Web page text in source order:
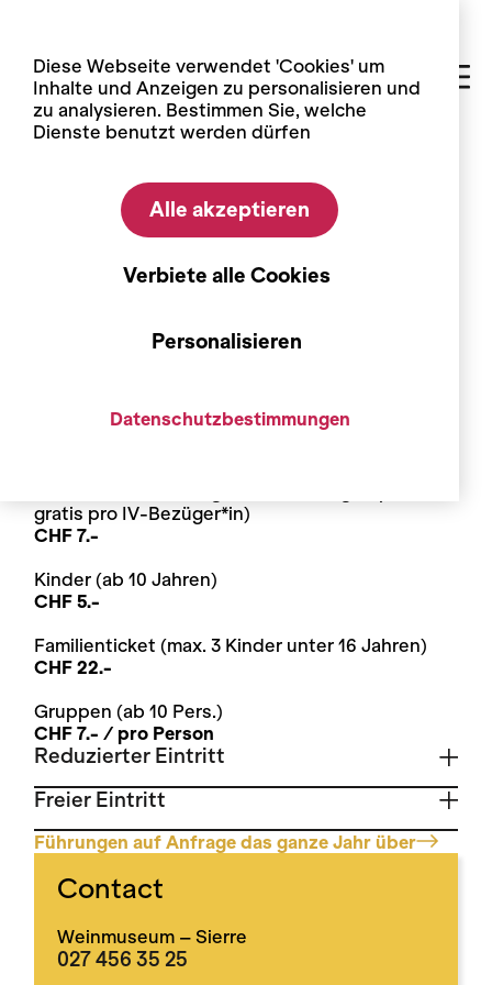
Praktische Informationen
Praktische Informationen
Eintrittspreise
Erwachsene
gratis pro IV-Bezüger*in)
CHF 7.-
Kinder (ab 10 Jahren)
CHF 5.-
Familienticket (max. 3 Kinder unter 16 Jahren)
CHF 22.-
Gruppen (ab 10 Pers.)
CHF 7.- / pro Person
Reduzierter Eintritt
Freier Eintritt
Führungen auf Anfrage das ganze Jahr über
Contact
Weinmuseum – Sierre
027 456 35 25
Diese Webseite verwendet 'Cookies' um
Inhalte und Anzeigen zu personalisieren und
zu analysieren. Bestimmen Sie, welche
Dienste benutzt werden dürfen
Alle akzeptieren
Verbiete alle Cookies
Personalisieren
Datenschutzbestimmungen